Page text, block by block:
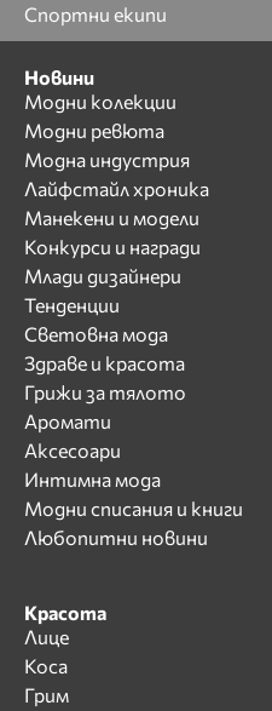
Спортни екипи
Новини
Модни колекции
Модни ревюта
Модна индустрия
Лайфстайл хроника
Манекени и модели
Конкурси и награди
Млади дизайнери
Тенденции
Световна мода
Здраве и красота
Грижи за тялото
Аромати
Аксесоари
Интимна мода
Модни списания и книги
Любопитни новини
Красота
Лице
Коса
Грим